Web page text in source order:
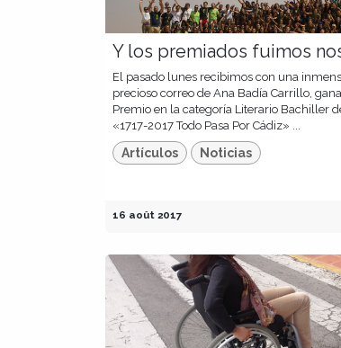
Y los premiados fuimos
El pasado lunes recibimos con una
precioso correo de Ana Badía Carrillo,
Premio en la categoría Literario Bachiller
«1717-2017 Todo Pasa Por Cádiz» ...
Artículos Noticias
16 août 2017